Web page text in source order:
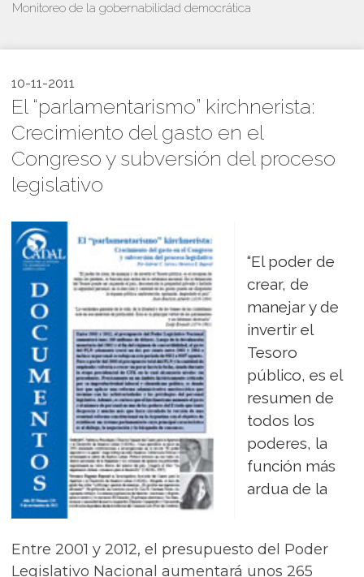
Monitoreo de la gobernabilidad democrática
10-11-2011
El “parlamentarismo” kirchnerista:
Crecimiento del gasto en el
Congreso y subversión del proceso
legislativo
Entre 2001 y 2012, el presupuesto del Poder
Legislativo Nacional aumentará unos 265
“El poder de
crear, de
manejar y de
invertir el
Tesoro
público, es el
resumen de
todos los
poderes, la
función más
ardua de la